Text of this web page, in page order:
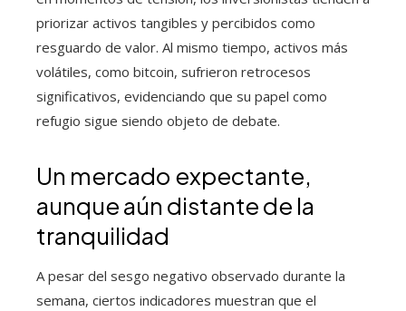
priorizar activos tangibles y percibidos como
resguardo de valor. Al mismo tiempo, activos más
volátiles, como bitcoin, sufrieron retrocesos
significativos, evidenciando que su papel como
refugio sigue siendo objeto de debate.
Un mercado expectante,
aunque aún distante de la
tranquilidad
A pesar del sesgo negativo observado durante la
semana, ciertos indicadores muestran que el